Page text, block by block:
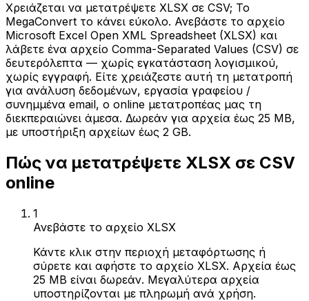
Χρειάζεται να μετατρέψετε XLSX σε CSV; Το
MegaConvert το κάνει εύκολο. Ανεβάστε το αρχείο
Microsoft Excel Open XML Spreadsheet (XLSX) και
λάβετε ένα αρχείο Comma-Separated Values (CSV) σε
δευτερόλεπτα — χωρίς εγκατάσταση λογισμικού,
χωρίς εγγραφή. Είτε χρειάζεστε αυτή τη μετατροπή
για ανάλυση δεδομένων, εργασία γραφείου /
συνημμένα email, ο online μετατροπέας μας τη
διεκπεραιώνει άμεσα. Δωρεάν για αρχεία έως 25 MB,
με υποστήριξη αρχείων έως 2 GB.
Πώς να μετατρέψετε XLSX σε CSV
online
1
Ανεβάστε το αρχείο XLSX
Κάντε κλικ στην περιοχή μεταφόρτωσης ή
σύρετε και αφήστε το αρχείο XLSX. Αρχεία έως
25 MB είναι δωρεάν. Μεγαλύτερα αρχεία
υποστηρίζονται με πληρωμή ανά χρήση.